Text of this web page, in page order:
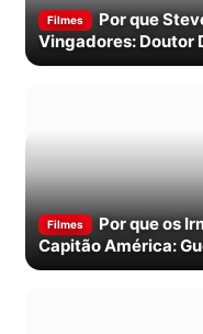
Filmes
Por que
Vingadores: Doutor
explica
Filmes
Por que os
Capitão América:
Homem-Aranha